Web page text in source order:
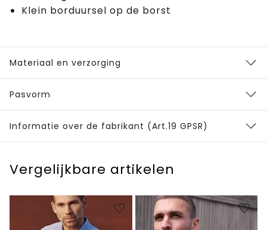
Klein borduursel op de borst
Materiaal en verzorging
Pasvorm
Informatie over de fabrikant (Art.19 GPSR)
Vergelijkbare artikelen